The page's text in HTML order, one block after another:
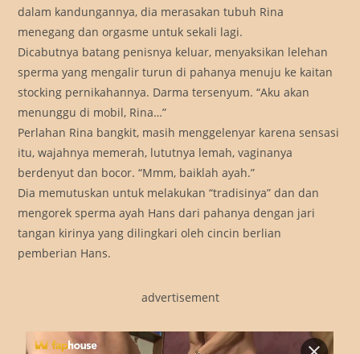
dalam kandungannya, dia merasakan tubuh Rina
menegang dan orgasme untuk sekali lagi.
Dicabutnya batang penisnya keluar, menyaksikan lelehan
sperma yang mengalir turun di pahanya menuju ke kaitan
stocking pernikahannya. Darma tersenyum. “Aku akan
menunggu di mobil, Rina…”
Perlahan Rina bangkit, masih menggelenyar karena sensasi
itu, wajahnya memerah, lututnya lemah, vaginanya
berdenyut dan bocor. “Mmm, baiklah ayah.”
Dia memutuskan untuk melakukan “tradisinya” dan dan
mengorek sperma ayah Hans dari pahanya dengan jari
tangan kirinya yang dilingkari oleh cincin berlian
pemberian Hans.
advertisement